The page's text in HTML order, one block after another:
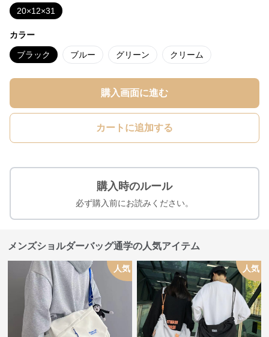
20×12×31
カラー
ブラック ブルー グリーン クリーム
購入画面に進む
カートに追加する
購入時のルール
必ず購入前にお読みください。
メンズショルダーバッグ通学の人気アイテム
人気 人気